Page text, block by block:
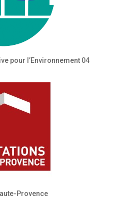
pour l’Environnement 04
Provence